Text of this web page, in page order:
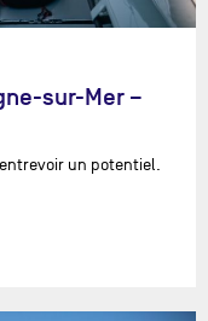
sur-Mer –
un potentiel.